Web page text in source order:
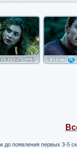
до появления первых 3-5